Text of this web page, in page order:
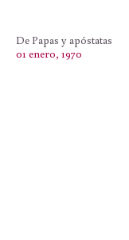
De Papas y apóstatas
01 enero, 1970